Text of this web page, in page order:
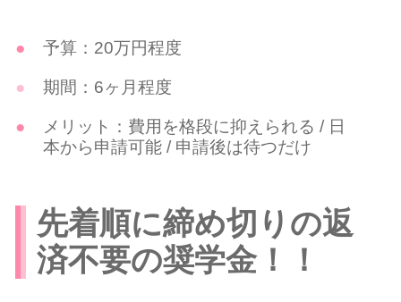
予算：20万円程度
期間：6ヶ月程度
メリット：費用を格段に抑えられる / 日
本から申請可能 / 申請後は待つだけ
先着順に締め切りの返
済不要の奨学金！！